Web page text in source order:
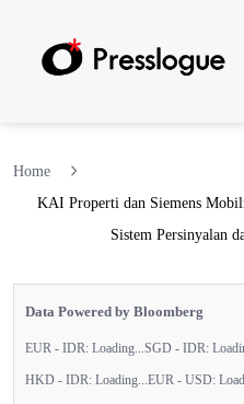
Home
KAI Properti dan Siemens
Sistem Persinyalan
Data Powered by Bloomberg
EUR - IDR: Loading... SGD - IDR:
HKD - IDR: Loading... EUR - USD: